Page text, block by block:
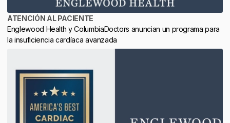
ATENCIÓN AL PACIENTE
Englewood Health y ColumbiaDoctors anuncian un programa para
la insuficiencia cardíaca avanzada